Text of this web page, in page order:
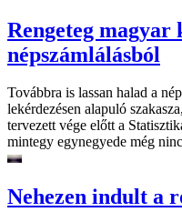
Rengeteg
népszámlálásból
Továbbra is lassan halad a
lekérdezésen alapuló
tervezett vége előtt a
mintegy egynegyede még
Nehezen indult a